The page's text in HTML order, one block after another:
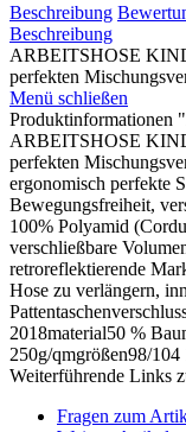
Beschreibung
Beschreibung
ARBEITSHOSE
perfekten
Menü schließen
Produktinformationen
ARBEITSHOSE
perfekten
ergonomisch perfekte
Bewegungsfreiheit,
100% Polyamid
verschließbare
retroreflektierende
Hose zu verlängern,
2018material50 %
250g/qmgrößen98/
Weiterführende Links
Fragen zum